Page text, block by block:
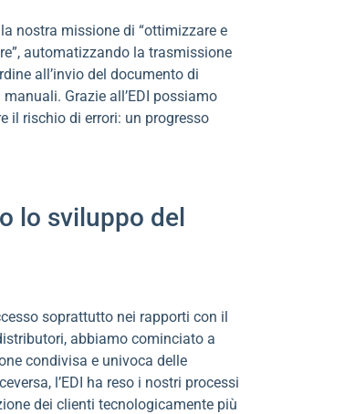
nostra missione di “ottimizzare e
automatizzando la trasmissione
all’invio del documento di
Grazie all’EDI possiamo
il rischio di errori: un progresso
lo sviluppo del
soprattutto nei rapporti con il
abbiamo cominciato a
condivisa e univoca delle
l’EDI ha reso i nostri processi
dei clienti tecnologicamente più